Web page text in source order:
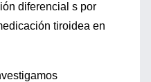
diferencial s por
tiroidea en